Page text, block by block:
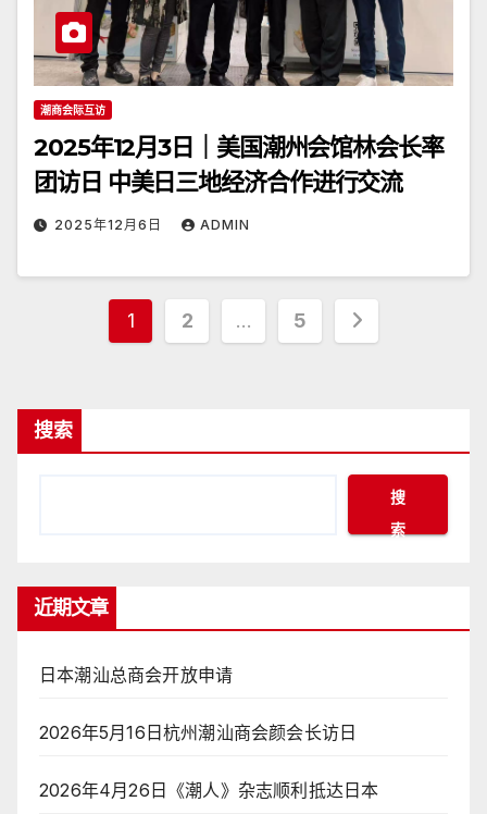
潮商会际互访
2025年12月3日｜美国潮州会馆林会长率
团访日 中美日三地经济合作进行交流
2025年12月6日 ADMIN
文
页
1 2 … 5
搜索
搜
索
近期文章
日本潮汕总商会开放申请
2026年5月16日杭州潮汕商会颜会长访日
2026年4月26日《潮人》杂志顺利抵达日本